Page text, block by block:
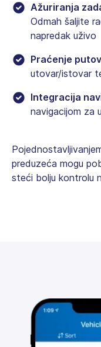
Ažuriranja
Odmah šaljite
napredak uživo
Praćenje
utovar/istovar
Integracija
navigacijom za
preduzeća mogu
steći bolju kontrolu